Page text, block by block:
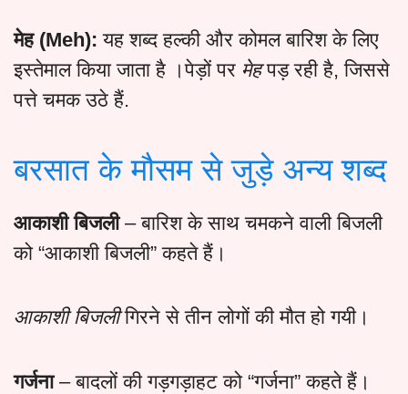
मेह (Meh):यह शब्द हल्की और कोमल बारिश के लिए
इस्तेमाल किया जाता है ।पेड़ों पर मेहपड़ रही है, जिससे
पत्ते चमक उठे हैं.
बरसात के मौसम से जुड़े अन्य शब्द
आकाशी बिजली– बारिश के साथ चमकने वाली बिजली
को “आकाशी बिजली” कहते हैं।
आकाशी बिजलीगिरने से तीन लोगों की मौत हो गयी।
गर्जना– बादलों की गड़गड़ाहट को “गर्जना” कहते हैं।